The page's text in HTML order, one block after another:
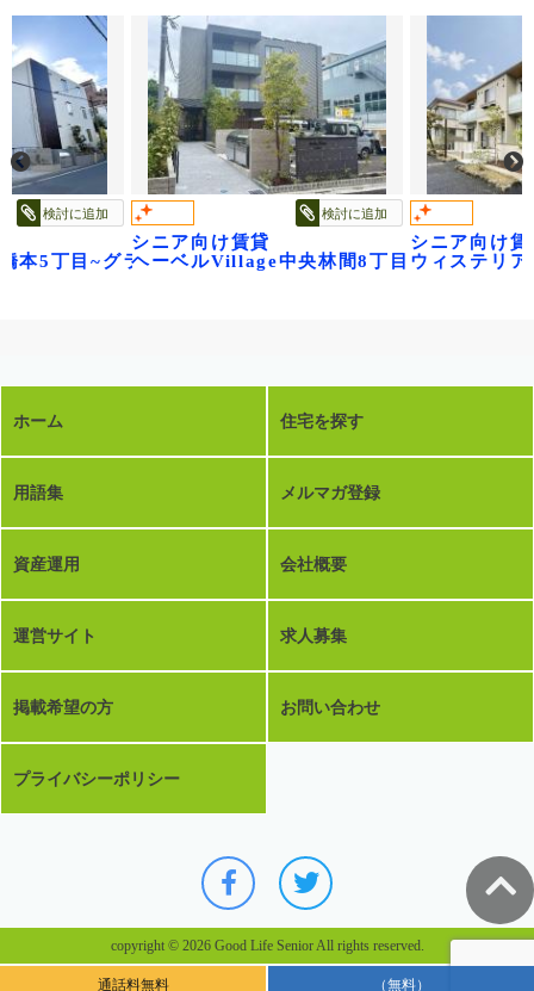
検討に追加
本5丁目~グランビレッジ橋本~
検討に追加
シニア向け賃貸
ヘーベルVillage中央林間8丁目～ベル フル
シニア向け賃
ウィステリア
ホーム 住宅を探す
用語集 メルマガ登録
資産運用 会社概要
運営サイト 求人募集
掲載希望の方 お問い合わせ
プライバシーポリシー
copyright © 2026 Good Life Senior All rights reserved.
通話料無料 （無料）